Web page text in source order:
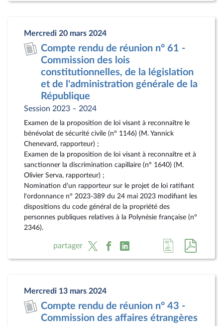
document
pdf
Mercredi 20 mars 2024
Compte rendu de réunion n° 61 -
Commission des lois
constitutionnelles, de la législation
et de l'administration générale de la
République
Session 2023 – 2024
Examen de la proposition de loi visant à reconnaître le
bénévolat de sécurité civile (n° 1146) (M. Yannick
Chenevard, rapporteur) ;
Examen de la proposition de loi visant à reconnaître et à
sanctionner la discrimination capillaire (n° 1640) (M.
Olivier Serva, rapporteur) ;
Nomination d'un rapporteur sur le projet de loi ratifiant
l'ordonnance n° 2023-389 du 24 mai 2023 modifiant les
dispositions du code général de la propriété des
personnes publiques relatives à la Polynésie française (n°
2346).
partager
Accéder
à
document
au
pdf
Mercredi 13 mars 2024
Compte rendu de réunion n° 43 -
Commission des affaires étrangères